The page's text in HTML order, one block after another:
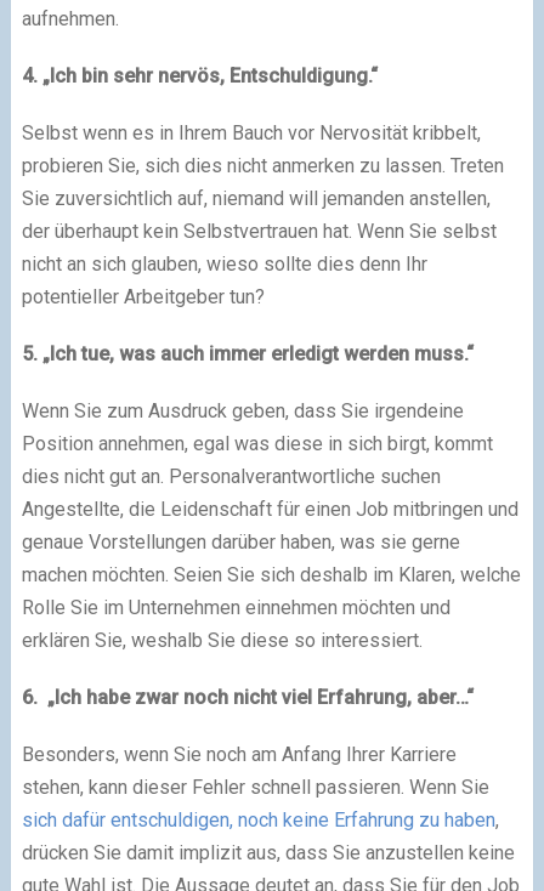
aufnehmen.
4. „Ich bin sehr nervös, Entschuldigung.“
Selbst wenn es in Ihrem Bauch vor Nervosität kribbelt,
probieren Sie, sich dies nicht anmerken zu lassen. Treten
Sie zuversichtlich auf, niemand will jemanden anstellen,
der überhaupt kein Selbstvertrauen hat. Wenn Sie selbst
nicht an sich glauben, wieso sollte dies denn Ihr
potentieller Arbeitgeber tun?
5. „Ich tue, was auch immer erledigt werden muss.“
Wenn Sie zum Ausdruck geben, dass Sie irgendeine
Position annehmen, egal was diese in sich birgt, kommt
dies nicht gut an. Personalverantwortliche suchen
Angestellte, die Leidenschaft für einen Job mitbringen und
genaue Vorstellungen darüber haben, was sie gerne
machen möchten. Seien Sie sich deshalb im Klaren, welche
Rolle Sie im Unternehmen einnehmen möchten und
erklären Sie, weshalb Sie diese so interessiert.
6. „Ich habe zwar noch nicht viel Erfahrung, aber…“
Besonders, wenn Sie noch am Anfang Ihrer Karriere
stehen, kann dieser Fehler schnell passieren. Wenn Sie
sich dafür entschuldigen, noch keine Erfahrung zu haben,
drücken Sie damit implizit aus, dass Sie anzustellen keine
gute Wahl ist. Die Aussage deutet an, dass Sie für den Job